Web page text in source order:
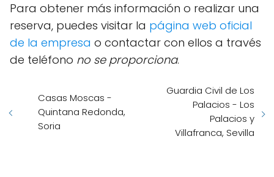
Para obtener más información o realizar una
reserva, puedes visitar la página web oficial
de la empresa o contactar con ellos a través
de teléfono no se proporciona.
Casas Moscas -
Quintana Redonda,
Soria
Guardia Civil de Los
Palacios - Los
Palacios y
Villafranca, Sevilla